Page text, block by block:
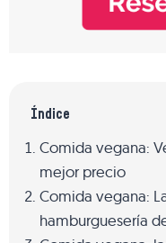
Índice
Comida vegana:
mejor precio
Comida vegana:
hamburguesería